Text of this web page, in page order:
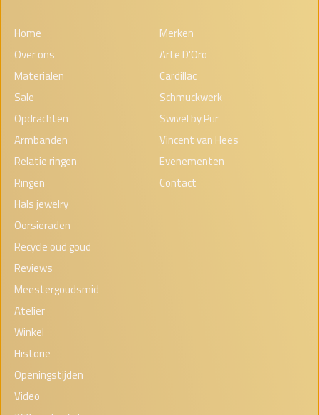
Home
Over ons
Materialen
Sale
Opdrachten
Armbanden
Relatie ringen
Ringen
Hals jewelry
Oorsieraden
Recycle oud goud
Reviews
Meestergoudsmid
Atelier
Winkel
Historie
Openingstijden
Video
Merken
Arte D'Oro
Cardillac
Schmuckwerk
Swivel by Pur
Vincent van Hees
Evenementen
Contact